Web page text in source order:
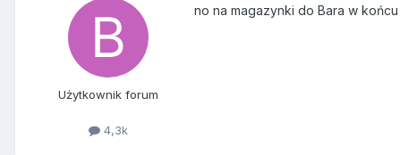
Użytkownik forum
4,3k
no na magazynki do Bara w